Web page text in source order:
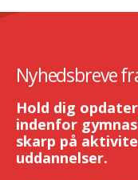
Nyhedsbreve
Hold dig
indenfor
skarp på
uddannelser.